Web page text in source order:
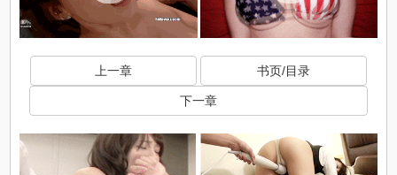
上一章 书页/目录
下一章